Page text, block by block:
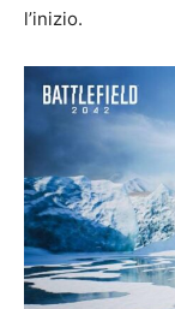
l’inizio.